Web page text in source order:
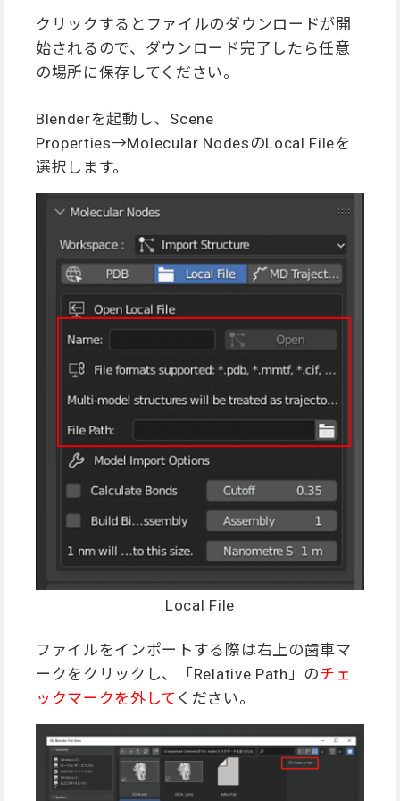
クリックするとファイルのダウンロードが開
始されるので、ダウンロード完了したら任意
の場所に保存してください。
Blenderを起動し、Scene
Properties→Molecular NodesのLocal Fileを
選択します。
Local File
ファイルをインポートする際は右上の歯車マ
ークをクリックし、「Relative Path」のチェ
ックマークを外して ください。